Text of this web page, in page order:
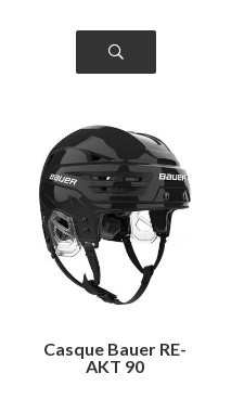
Casque Bauer RE-
AKT 90